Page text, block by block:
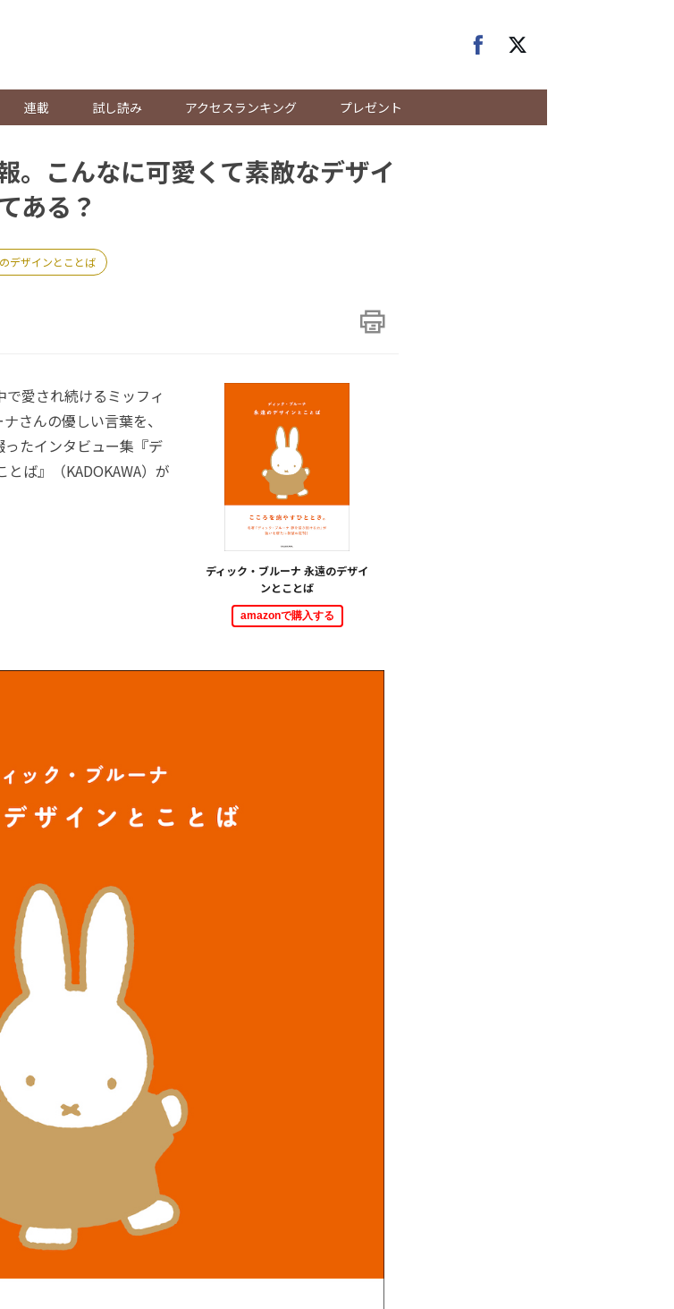
連載 試し読み アクセスランキング プレゼント
。こんなに可愛くて素敵なデザイ
ある？
デザインとことば
ディック・ブルーナ 永遠のデザイ
ンとことば
amazonで購入する
愛され続けるミッフィ
さんの優しい言葉を、
たインタビュー集『デ
ば』（KADOKAWA）が